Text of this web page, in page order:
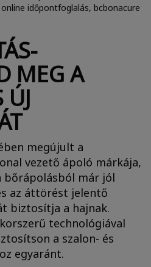
MEG A
ÚJ
megújult a
vezető ápoló márkája,
bőrápolásból már jól
az áttörést jelentő
biztosítja a hajnak.
technológiával
a szalon- és
egyaránt.